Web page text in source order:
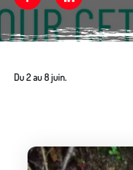
Du 2 au 8 juin.